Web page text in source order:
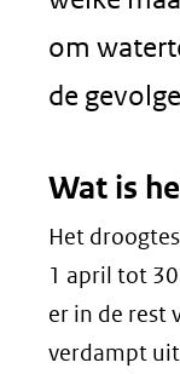
om
de
Wat is
Het
1 april tot
er in de rest
verdampt